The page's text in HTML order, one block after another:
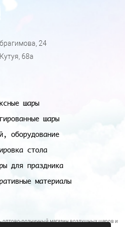
шары
шары
оборудование
стола
для праздника
материалы
24
68а
розничный магазин воздушных шаров и